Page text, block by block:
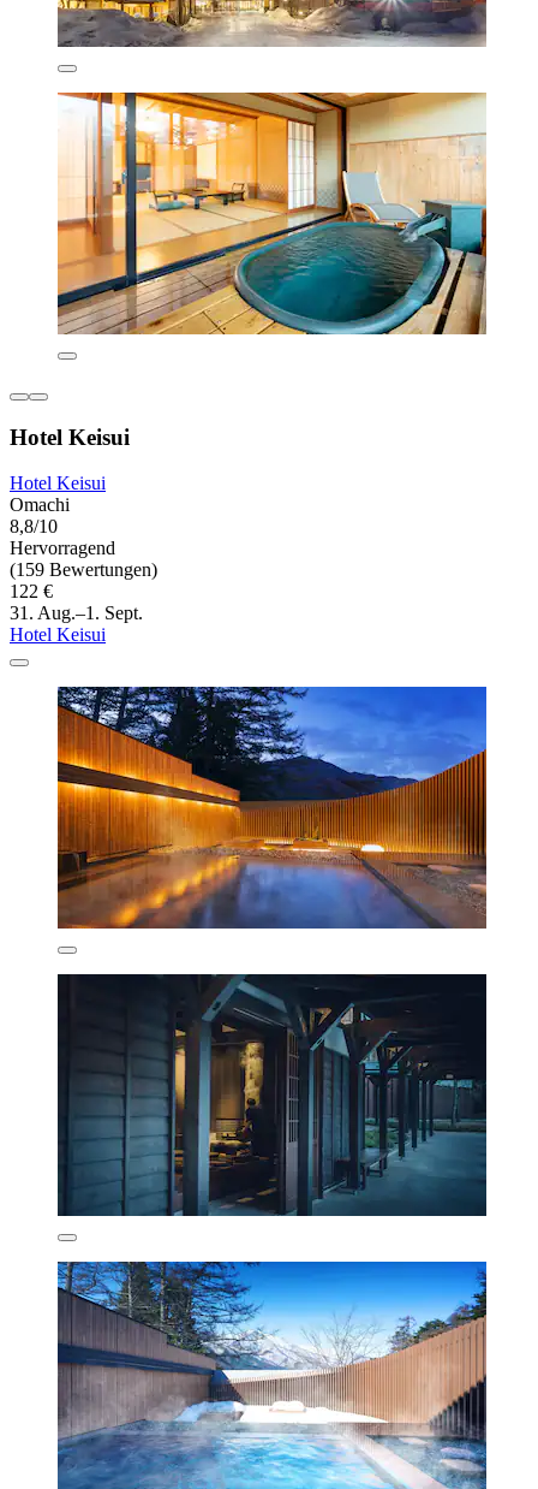
Hotel Keisui
Hotel Keisui
Omachi
8,8/10
Hervorragend
(159 Bewertungen)
122 €
31. Aug.–1. Sept.
Hotel Keisui